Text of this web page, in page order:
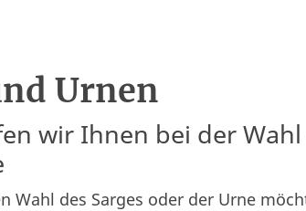
Urnen
wir Ihnen bei der
Wahl des Sarges oder der Urne